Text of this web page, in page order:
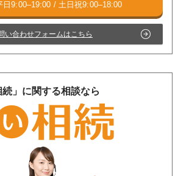
い合わせフォームはこちら
続」に関する相談なら